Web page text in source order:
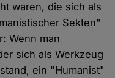
waren, die sich als
Sekten"
Wenn man
sich als Werkzeug
ein "Humanist"